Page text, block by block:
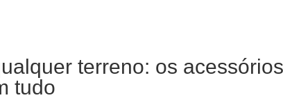
terreno: os
tudo